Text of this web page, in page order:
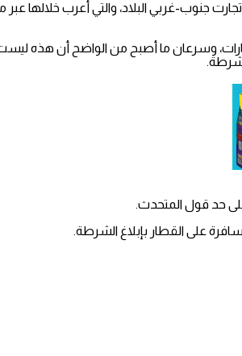
جنوب-غربي البلاد، والتي أعرب خلالها
حد قول المتحدث.
على القطار بإبلاغ الشرطة.